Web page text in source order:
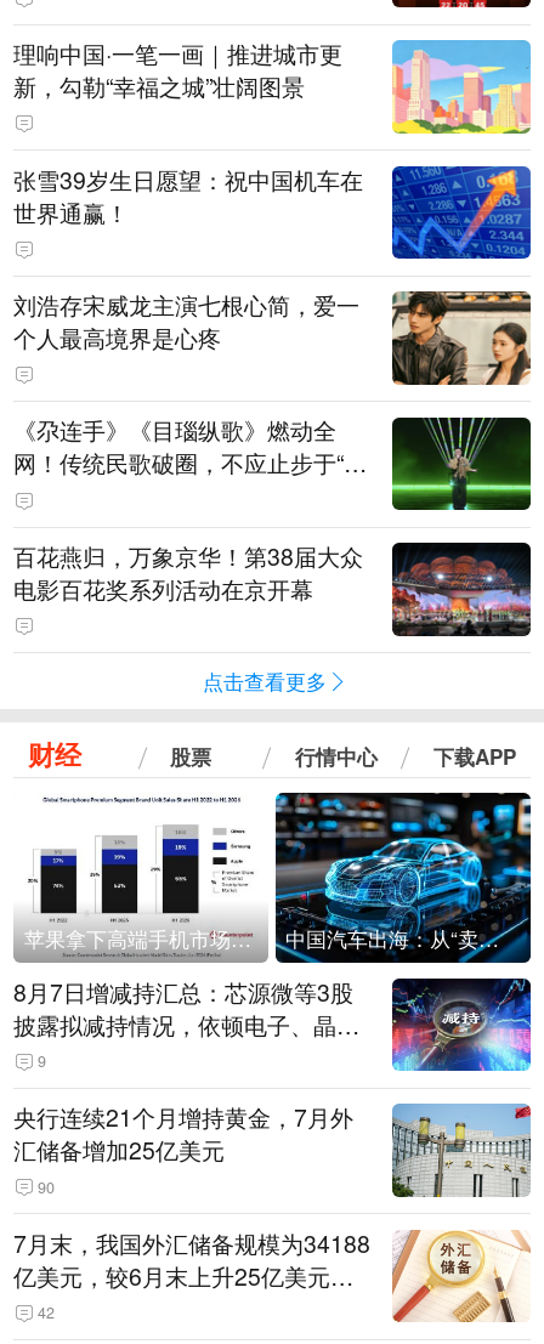
理响中国·一笔一画｜推进城市更
新，勾勒“幸福之城”壮阔图景
张雪39岁生日愿望：祝中国机车在
世界通赢！
刘浩存宋威龙主演七根心简，爱一
个人最高境界是心疼
《尕连手》《目瑙纵歌》燃动全
网！传统民歌破圈，不应止步于“上
头”
百花燕归，万象京华！第38届大众
电影百花奖系列活动在京开幕
点击查看更多
财经 股票 行情中心 下载APP
苹果拿下高端手机市场65%的份额：iPhone 17系列功不可没 中国汽车出海：从“卖出去”到“走进去”
8月7日增减持汇总：芯源微等3股
披露拟减持情况，依顿电子、晶华
微拟增持（表）
9
央行连续21个月增持黄金，7月外
汇储备增加25亿美元
90
7月末，我国外汇储备规模为34188
亿美元，较6月末上升25亿美元，
升幅为0.07%
42